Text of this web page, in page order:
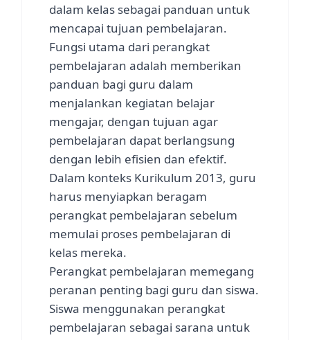
dalam kelas sebagai panduan untuk
mencapai tujuan pembelajaran.
Fungsi utama dari perangkat
pembelajaran adalah memberikan
panduan bagi guru dalam
menjalankan kegiatan belajar
mengajar, dengan tujuan agar
pembelajaran dapat berlangsung
dengan lebih efisien dan efektif.
Dalam konteks Kurikulum 2013, guru
harus menyiapkan beragam
perangkat pembelajaran sebelum
memulai proses pembelajaran di
kelas mereka.
Perangkat pembelajaran memegang
peranan penting bagi guru dan siswa.
Siswa menggunakan perangkat
pembelajaran sebagai sarana untuk